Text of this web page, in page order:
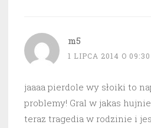
m5
1 LIPCA 2014 O 09:30
jaaaa pierdole wy słoiki to
problemy! Gral w jakas
teraz tragedia w rodzinie i